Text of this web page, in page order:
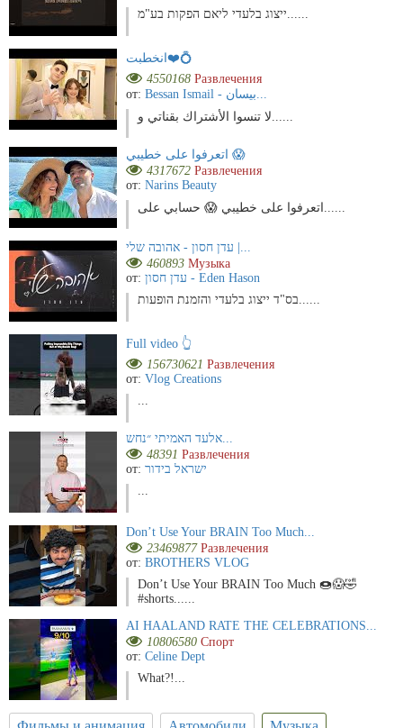
انخطبت❤️💍
4550168 Развлечения
от:
اتعرفوا على خطيبي 😱
4317672 Развлечения
от: Narins Beauty
460893 Музыка
от:
עדן חסון - Eden Hason
Full video 👆
156730621 Развлечения
от: Vlog Creations
48391 Развлечения
от: ישראל בידור
Don’t Use Your BRAIN Too Much...
23469877Развлечения
от: BROTHERS VLOG
Don’t Use Your BRAIN Too Much 🍩😱🤣
#shorts......
AI HAALAND RATE THE CELEBRATIONS...
10806580 Спорт
от: Celine Dept
What?!...